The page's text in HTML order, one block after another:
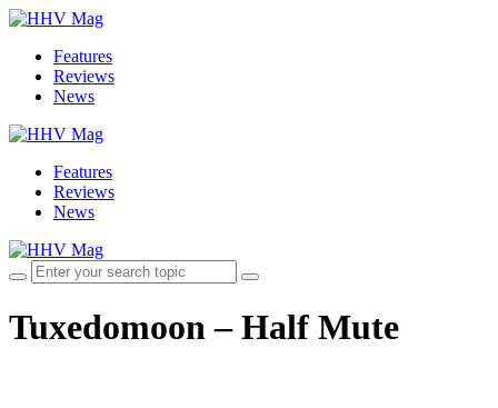
Features
Reviews
News
Features
Reviews
News
Tuxedomoon – Half Mute